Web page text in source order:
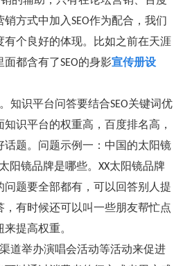
方式中加入SEO作为配合，我们
有个良好的体现。比如之前在天涯
都含有了SEO的身影宣传册设
识平台问答要结合SEO关键词优
识平台的权重高，百度排名高，
话题。问题示例一：中国的太阳镜
阳镜品牌是哪些。XX太阳镜品牌
题要全部都有，可以回答别人提
，有时候还可以叫一些朋友帮忙点
提高权重。
举办演唱会活动等活动来促进